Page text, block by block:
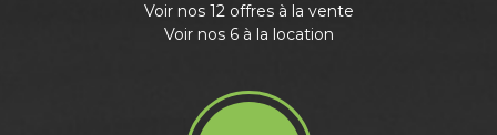
Voir nos 12 offres à la vente
Voir nos 6 à la location